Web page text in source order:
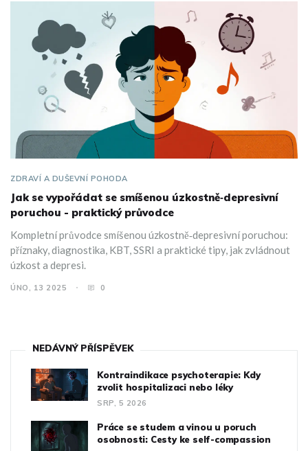
ZDRAVÍ A DUŠEVNÍ POHODA
Jak se vypořádat se smíšenou úzkostně‑depresivní
poruchou - praktický průvodce
Kompletní průvodce smíšenou úzkostně‑depresivní poruchou:
příznaky, diagnostika, KBT, SSRI a praktické tipy, jak zvládnout
úzkost a depresi.
ÚNO, 13 2025 0
NEDÁVNÝ PŘÍSPĚVEK
Kontraindikace psychoterapie: Kdy
zvolit hospitalizaci nebo léky
SRP, 5 2026
Práce se studem a vinou u poruch
osobnosti: Cesty ke self-compassion